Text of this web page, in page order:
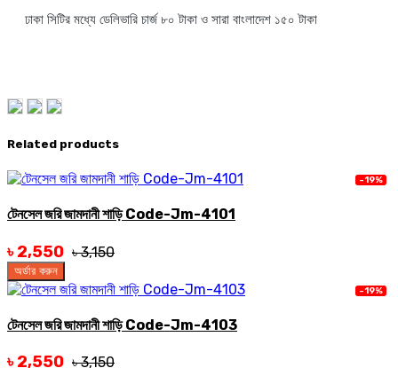
ঢাকা সিটির মধ্যে ডেলিভারি চার্জ ৮০ টাকা ও সারা বাংলাদেশ ১৫০ টাকা
Related products
-19%
টেনসেল জরি জামদানী শাড়ি Code-Jm-4101
৳ 2,550 ৳ 3,150
অর্ডার করুন
-19%
টেনসেল জরি জামদানী শাড়ি Code-Jm-4103
৳ 2,550 ৳ 3,150